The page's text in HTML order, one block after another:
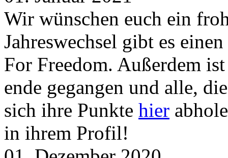
Wir wünschen euch ein
Jahreswechsel gibt es einen
For Freedom. Außerdem
ende gegangen und alle,
sich ihre Punkte hier
in ihrem Profil!